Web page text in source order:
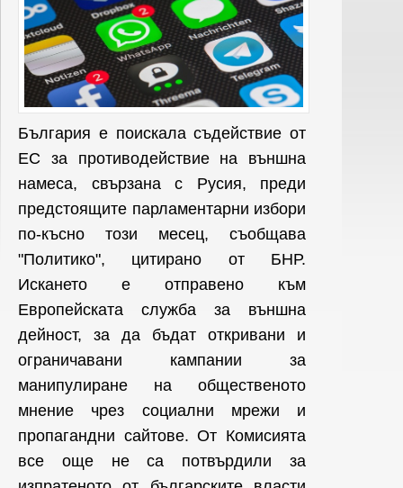
България е поискала съдействие от
ЕС за противодействие на външна
намеса, свързана с Русия, преди
предстоящите парламентарни избори
по-късно този месец, съобщава
"Политико", цитирано от БНР.
Искането е отправено към
Европейската служба за външна
дейност, за да бъдат откривани и
ограничавани кампании за
манипулиране на общественото
мнение чрез социални мрежи и
пропагандни сайтове. От Комисията
все още не са потвърдили за